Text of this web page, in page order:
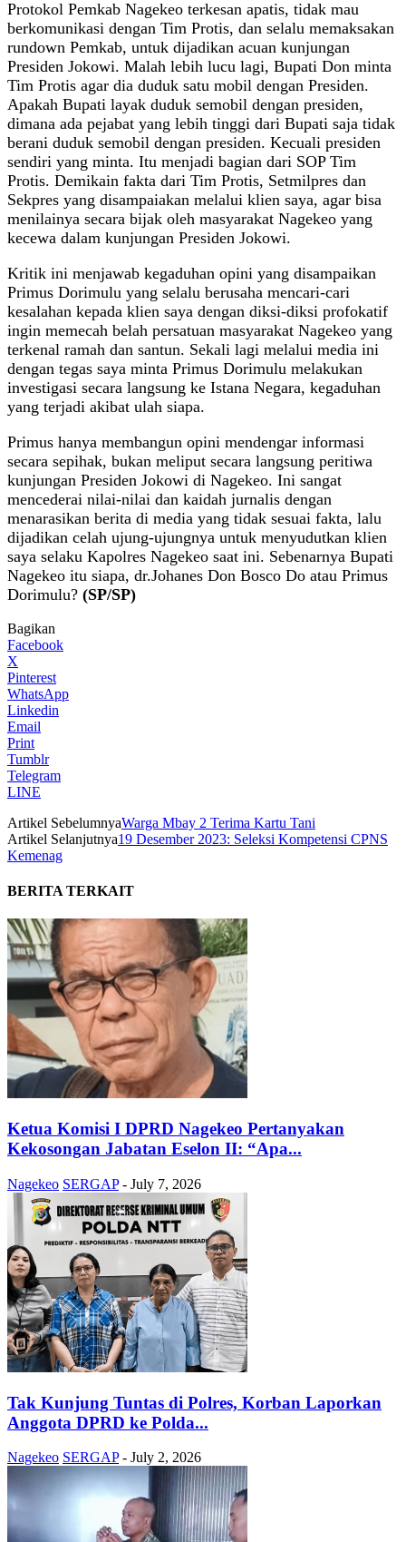
Protokol Pemkab Nagekeo terkesan apatis, tidak mau
berkomunikasi dengan Tim Protis, dan selalu memaksakan
rundown Pemkab, untuk dijadikan acuan kunjungan
Presiden Jokowi. Malah lebih lucu lagi, Bupati Don minta
Tim Protis agar dia duduk satu mobil dengan Presiden.
Apakah Bupati layak duduk semobil dengan presiden,
dimana ada pejabat yang lebih tinggi dari Bupati saja tidak
berani duduk semobil dengan presiden. Kecuali presiden
sendiri yang minta. Itu menjadi bagian dari SOP Tim
Protis. Demikain fakta dari Tim Protis, Setmilpres dan
Sekpres yang disampaiakan melalui klien saya, agar bisa
menilainya secara bijak oleh masyarakat Nagekeo yang
kecewa dalam kunjungan Presiden Jokowi.
Kritik ini menjawab kegaduhan opini yang disampaikan
Primus Dorimulu yang selalu berusaha mencari-cari
kesalahan kepada klien saya dengan diksi-diksi profokatif
ingin memecah belah persatuan masyarakat Nagekeo yang
terkenal ramah dan santun. Sekali lagi melalui media ini
dengan tegas saya minta Primus Dorimulu melakukan
investigasi secara langsung ke Istana Negara, kegaduhan
yang terjadi akibat ulah siapa.
Primus hanya membangun opini mendengar informasi
secara sepihak, bukan meliput secara langsung peritiwa
kunjungan Presiden Jokowi di Nagekeo. Ini sangat
mencederai nilai-nilai dan kaidah jurnalis dengan
menarasikan berita di media yang tidak sesuai fakta, lalu
dijadikan celah ujung-ujungnya untuk menyudutkan klien
saya selaku Kapolres Nagekeo saat ini. Sebenarnya Bupati
Nagekeo itu siapa, dr.Johanes Don Bosco Do atau Primus
Dorimulu? (SP/SP)
Bagikan
Facebook
X
Pinterest
WhatsApp
Linkedin
Email
Print
Tumblr
Telegram
LINE
Artikel SebelumnyaWarga Mbay 2 Terima Kartu Tani
Artikel Selanjutnya19 Desember 2023: Seleksi Kompetensi CPNS
Kemenag
BERITA TERKAIT
Ketua Komisi I DPRD Nagekeo Pertanyakan
Kekosongan Jabatan Eselon II: “Apa...
Nagekeo SERGAP - July 7, 2026
Tak Kunjung Tuntas di Polres, Korban Laporkan
Anggota DPRD ke Polda...
Nagekeo SERGAP - July 2, 2026